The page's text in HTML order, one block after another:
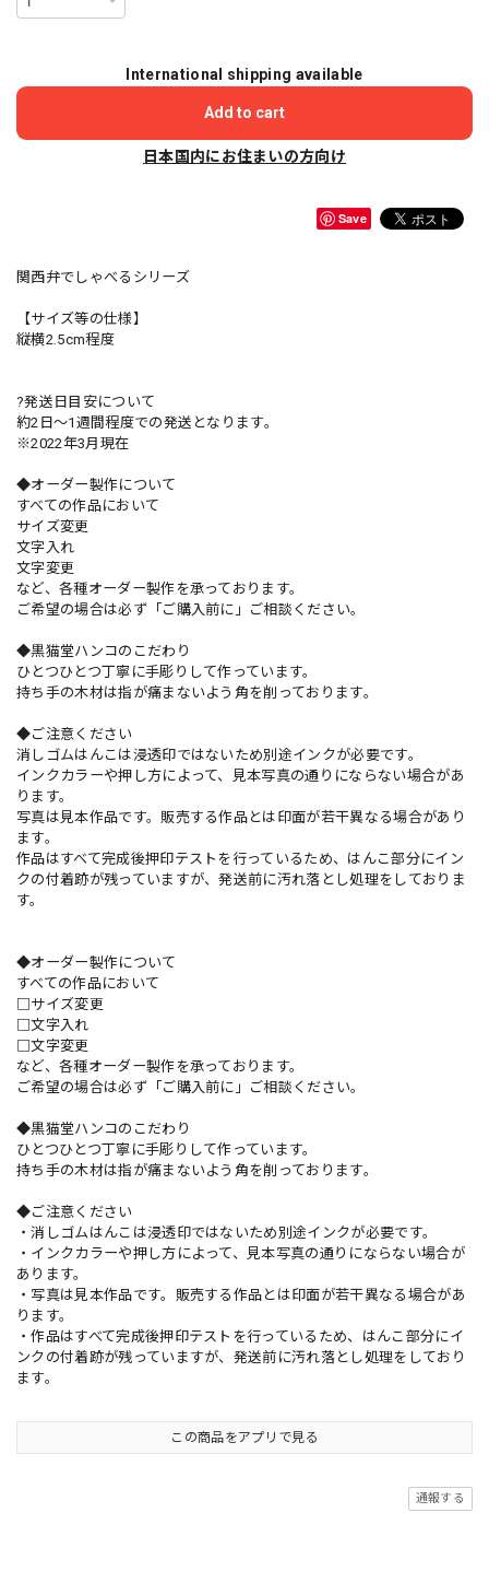
International shipping available
Add to cart
日本国内にお住まいの方向け
Save
関西弁でしゃべるシリーズ
【サイズ等の仕様】
縦横2.5cm程度
?発送日目安について
約2日〜1週間程度での発送となります。
※2022年3月現在
◆オーダー製作について
すべての作品において
サイズ変更
文字入れ
文字変更
など、各種オーダー製作を承っております。
ご希望の場合は必ず「ご購入前に」ご相談ください。
◆黒猫堂ハンコのこだわり
ひとつひとつ丁寧に手彫りして作っています。
持ち手の木材は指が痛まないよう角を削っております。
◆ご注意ください
消しゴムはんこは浸透印ではないため別途インクが必要です。
インクカラーや押し方によって、見本写真の通りにならない場合があ
ります。
写真は見本作品です。販売する作品とは印面が若干異なる場合があり
ます。
作品はすべて完成後押印テストを行っているため、はんこ部分にイン
クの付着跡が残っていますが、発送前に汚れ落とし処理をしておりま
す。
◆オーダー製作について
すべての作品において
□サイズ変更
□文字入れ
□文字変更
など、各種オーダー製作を承っております。
ご希望の場合は必ず「ご購入前に」ご相談ください。
◆黒猫堂ハンコのこだわり
ひとつひとつ丁寧に手彫りして作っています。
持ち手の木材は指が痛まないよう角を削っております。
◆ご注意ください
・消しゴムはんこは浸透印ではないため別途インクが必要です。
・インクカラーや押し方によって、見本写真の通りにならない場合が
あります。
・写真は見本作品です。販売する作品とは印面が若干異なる場合があ
ります。
・作品はすべて完成後押印テストを行っているため、はんこ部分にイ
ンクの付着跡が残っていますが、発送前に汚れ落とし処理をしており
ます。
この商品をアプリで見る
通報する